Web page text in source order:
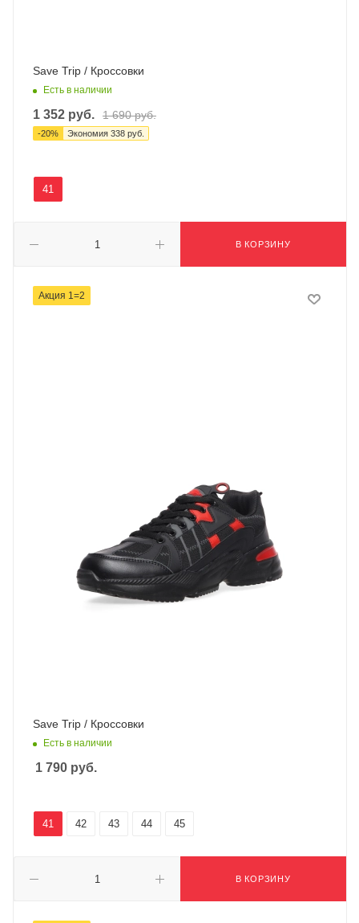
Save Trip / Кроссовки
Есть в наличии
1 352 руб. 1 690руб.
-20% Экономия 338 руб.
В КОРЗИНУ
41
Акция 1=2
Save Trip / Кроссовки
Есть в наличии
1 790 руб.
В КОРЗИНУ
41 42 43 44 45